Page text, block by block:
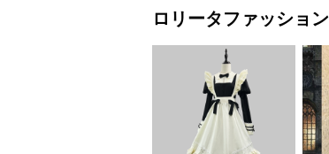
ロリータファッション